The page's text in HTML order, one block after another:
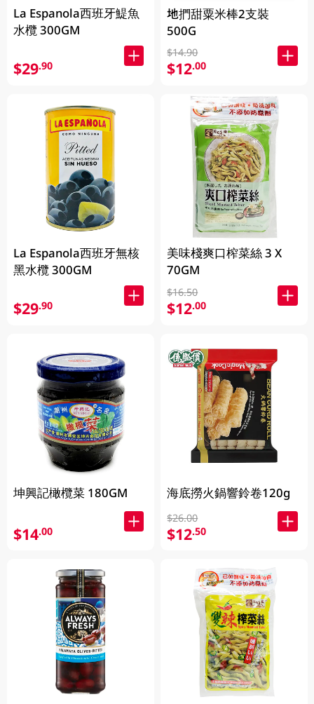
La Espanola西班牙鯷魚
水欖 300GM
$29.90
La Espanola西班牙無核
黑水欖 300GM
$29.90
坤興記橄欖菜 180GM
$14.00
地捫甜粟米棒2支裝
500G
$14.90
$12.00
美味棧爽口榨菜絲 3 X
70GM
$16.50
$12.00
海底撈火鍋響鈴卷120g
$26.00
$12.50